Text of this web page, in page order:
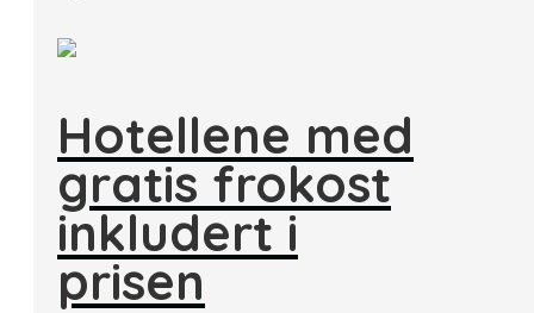
Hotellene med
gratis frokost
inkludert i
prisen